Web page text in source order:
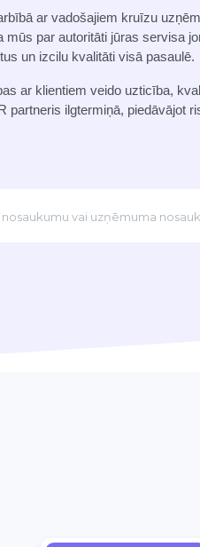
ar vadošajiem kruīzu
mūs par autoritāti jūras servisa
un izcilu kvalitāti visā pasaulē.
ar klientiem veido uzticība,
partneris ilgtermiņā, piedāvājot